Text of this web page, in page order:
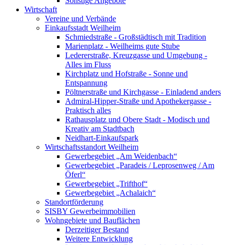
Wirtschaft
Vereine und Verbände
Einkaufsstadt Weilheim
Schmiedstraße - Großstädtisch mit Tradition
Marienplatz - Weilheims gute Stube
Ledererstraße, Kreuzgasse und Umgebung -
Alles im Fluss
Kirchplatz und Hofstraße - Sonne und
Entspannung
Pöltnerstraße und Kirchgasse - Einladend anders
Admiral-Hipper-Straße und Apothekergasse -
Praktisch alles
Rathausplatz und Obere Stadt - Modisch und
Kreativ am Stadtbach
Neidhart-Einkaufspark
Wirtschaftsstandort Weilheim
Gewerbegebiet „Am Weidenbach“
Gewerbegebiet „Paradeis / Leprosenweg / Am
Öferl“
Gewerbegebiet „Trifthof“
Gewerbegebiet „Achalaich“
Standortförderung
SISBY Gewerbeimmobilien
Wohngebiete und Bauflächen
Derzeitiger Bestand
Weitere Entwicklung